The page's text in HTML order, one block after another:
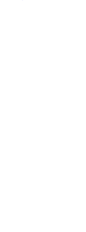
Specialista